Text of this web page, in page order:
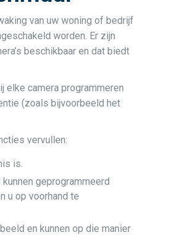
van uw woning of bedrijf
worden. Er zijn
beschikbaar en dat biedt
elke camera programmeren
(zoals bijvoorbeeld het
vervullen:
is.
geprogrammeerd
u op voorhand te
en kunnen op die manier